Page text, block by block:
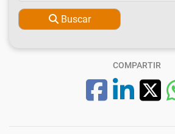
Buscar
COMPARTIR